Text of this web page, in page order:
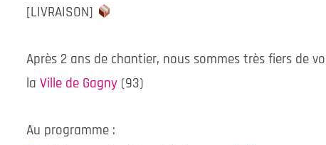
[LIVRAISON]
Après 2 ans de chantier, nous sommes très fiers de
la Ville de Gagny (93)
Au programme :